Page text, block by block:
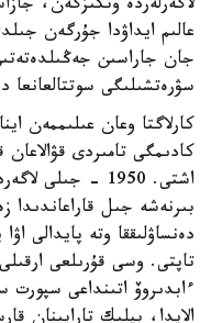
لاگەرلەردە وتكىزگەن،
عالىم ايداۋدا جۇرگەن
جان جاراسىن
سۋرەتشىلىگى سوتتالعانعا
كارلاگتا وعان عىلىممەن
كادىمگى تامىردى قۋالاعان
اشتى. 1950 -
بىرنەشە جىل قاراعاندىدا
دەنساۋلىققا وتە پايدالى
تاپتى. وسى قۇرىلعى
ءابدىروۆ اتىنداعى سپورت